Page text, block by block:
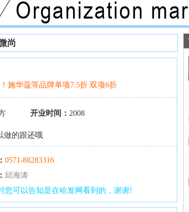
尚
施华蔻等品牌单项7.5折 双项6折
开业时间： 2008
做的跟还哦
0571-88283316
邱海涛
您可以告知是在哈发网看到的，谢谢!